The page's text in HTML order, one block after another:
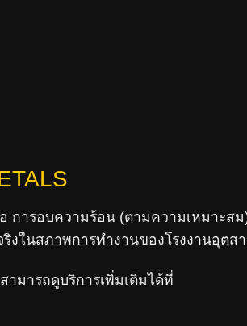
การอบความร้อน (ตามความเหมาะ
งในสภาพการทำงานของโรงงานอุตส
มารถดูบริการเพิ่มเติมได้ที่